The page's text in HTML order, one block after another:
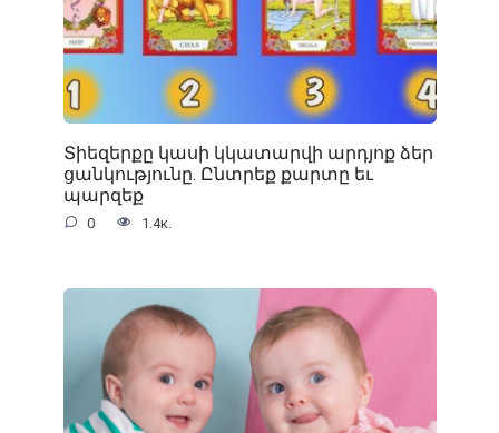
Տիեզերքը կասի կկատարվի արդյոք ձեր
ցանկությունը. Ընտրեք քարտը եւ
պարզեք
0 1.4к.